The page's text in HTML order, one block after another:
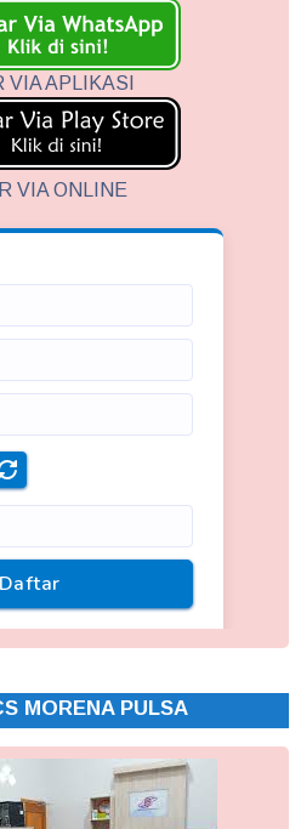
VIA APLIKASI
VIA ONLINE
MORENA PULSA